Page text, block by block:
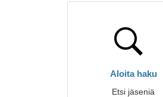
Aloita haku
Etsi jäseniä